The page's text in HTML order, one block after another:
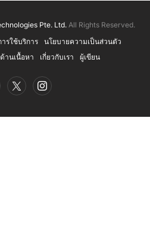
Pte. Ltd.All Rights Reserved.
รใช้บริการ
นโยบายความเป็นส่วนตัว
านเนื้อหา เกี่ยวกับเรา ผู้เขียน